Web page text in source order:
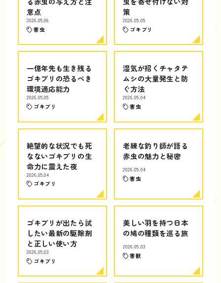
意点
2026.05.06
害虫
策
2026.05.05
ゴキブリ
一億年先も生き残る
ゴキブリの恐るべき
環境適応能力
2026.05.05
ゴキブリ
湿気が招くチャタテ
ムシの大量発生と防
ぐ方法
2026.05.04
害虫
絶望的な状況でも死
なないゴキブリの生
命力に震えた夜
2026.05.04
ゴキブリ
老練な釣り師が語る
赤虫の魅力と秘密
2026.05.04
害虫
ゴキブリが出たら試
したい最新の駆除剤
と正しい使い方
2026.05.03
ゴキブリ
美しい羽を持つ日本
の鳩の種類を巡る旅
2026.05.03
害獣